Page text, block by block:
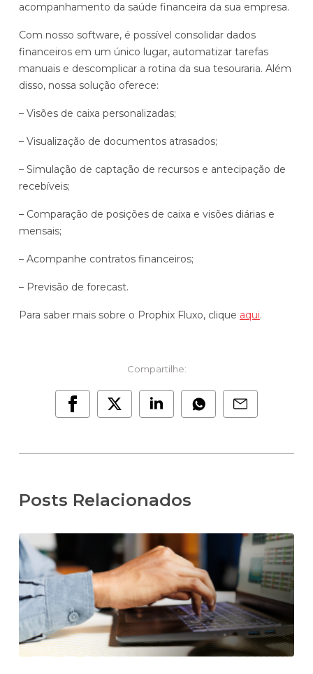
acompanhamento da saúde financeira da sua empresa.
Com nosso software, é possível consolidar dados
financeiros em um único lugar, automatizar tarefas
manuais e descomplicar a rotina da sua tesouraria. Além
disso, nossa solução oferece:
– Visões de caixa personalizadas;
– Visualização de documentos atrasados;
– Simulação de captação de recursos e antecipação de
recebíveis;
– Comparação de posições de caixa e visões diárias e
mensais;
– Acompanhe contratos financeiros;
– Previsão de forecast.
Para saber mais sobre o Prophix Fluxo, clique aqui.
Compartilhe:
Posts Relacionados